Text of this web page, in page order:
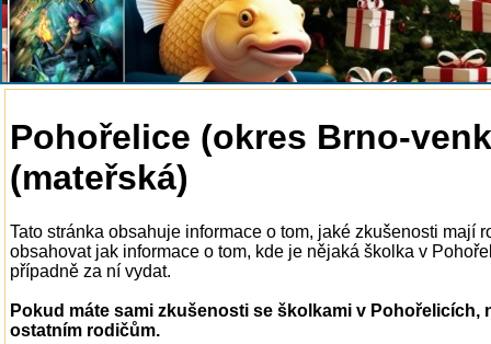
Pohořelice (okres Brno-
(mateřská)
Tato stránka obsahuje informace o tom, jaké zkušenosti mají
obsahovat jak informace o tom, kde je nějaká školka v
případně za ní vydat.
Pokud máte sami zkušenosti se školkami v Pohořelicích,
ostatním rodičům.